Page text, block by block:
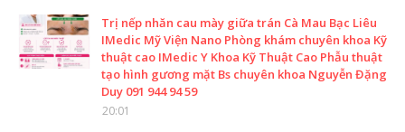
Trị nếp nhăn cau mày giữa trán Cà Mau Bạc Liêu
IMedic Mỹ Viện Nano Phòng khám chuyên khoa Kỹ
thuật cao IMedic Y Khoa Kỹ Thuật Cao Phẫu thuật
tạo hình gương mặt Bs chuyên khoa Nguyễn Đặng
Duy 091 944 94 59
20:01